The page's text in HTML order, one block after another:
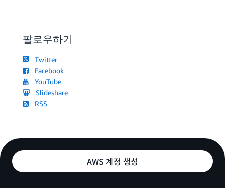
팔로우하기
Twitter
Facebook
YouTube
Slideshare
RSS
AWS 계정 생성